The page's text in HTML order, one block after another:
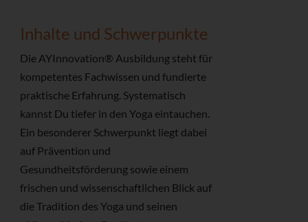
Inhalte und Schwerpunkte
Die AYInnovation® Ausbildung steht für
kompetentes Fachwissen und fundierte
praktische Erfahrung. Systematisch
kannst Du tiefer in den Yoga eintauchen.
Ein besonderer Schwerpunkt liegt dabei
auf Prävention und
Gesundheitsförderung sowie einem
frischen und wissenschaftlichen Blick auf
die Tradition des Yoga und seinen